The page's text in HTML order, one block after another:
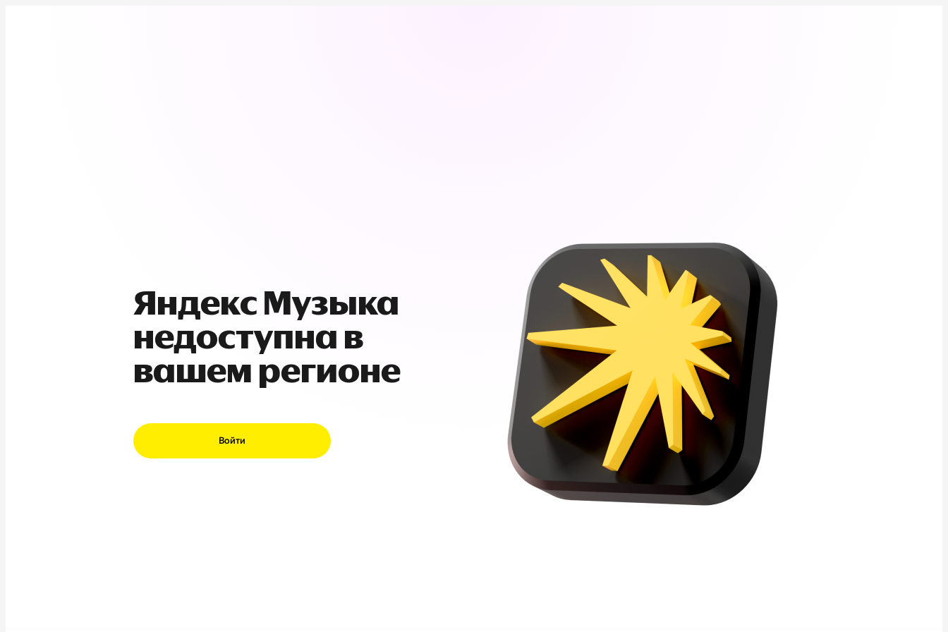
Яндекс Музыка
недоступна в
вашем регионе
Войти